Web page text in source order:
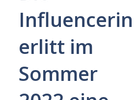
Influencerin
erlitt im
Sommer